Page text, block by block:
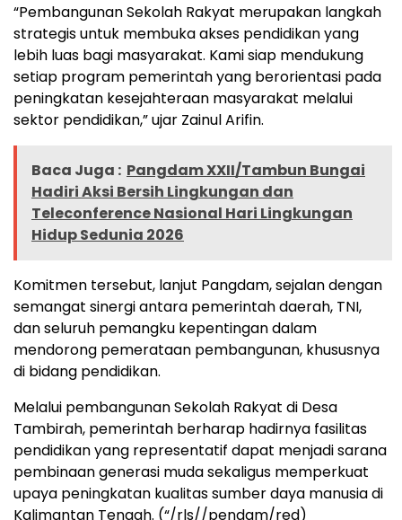
“Pembangunan Sekolah Rakyat merupakan langkah
strategis untuk membuka akses pendidikan yang
lebih luas bagi masyarakat. Kami siap mendukung
setiap program pemerintah yang berorientasi pada
peningkatan kesejahteraan masyarakat melalui
sektor pendidikan,” ujar Zainul Arifin.
Baca Juga : Pangdam XXII/Tambun Bungai
Hadiri Aksi Bersih Lingkungan dan
Teleconference Nasional Hari Lingkungan
Hidup Sedunia 2026
Komitmen tersebut, lanjut Pangdam, sejalan dengan
semangat sinergi antara pemerintah daerah, TNI,
dan seluruh pemangku kepentingan dalam
mendorong pemerataan pembangunan, khususnya
di bidang pendidikan.
Melalui pembangunan Sekolah Rakyat di Desa
Tambirah, pemerintah berharap hadirnya fasilitas
pendidikan yang representatif dapat menjadi sarana
pembinaan generasi muda sekaligus memperkuat
upaya peningkatan kualitas sumber daya manusia di
Kalimantan Tengah. (“/rls//pendam/red)